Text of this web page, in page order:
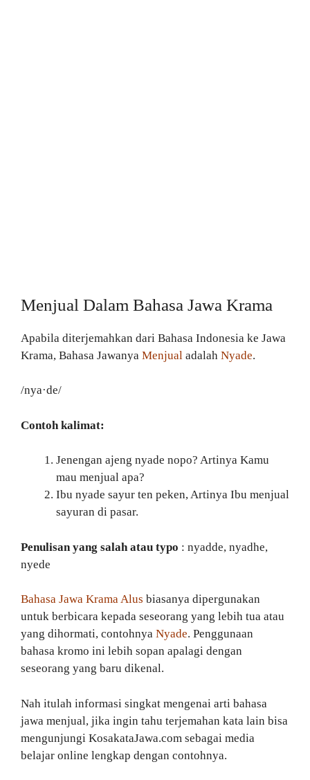
Menjual Dalam Bahasa Jawa Krama
Apabila diterjemahkan dari Bahasa Indonesia ke Jawa
Krama, Bahasa Jawanya Menjual adalah Nyade.
/nya·de/
Contoh kalimat:
Jenengan ajeng nyade nopo? Artinya Kamu
mau menjual apa?
Ibu nyade sayur ten peken, Artinya Ibu menjual
sayuran di pasar.
Penulisan yang salah atau typo : nyadde, nyadhe,
nyede
Bahasa Jawa Krama Alus biasanya dipergunakan
untuk berbicara kepada seseorang yang lebih tua atau
yang dihormati, contohnya Nyade. Penggunaan
bahasa kromo ini lebih sopan apalagi dengan
seseorang yang baru dikenal.
Nah itulah informasi singkat mengenai arti bahasa
jawa menjual, jika ingin tahu terjemahan kata lain bisa
mengunjungi KosakataJawa.com sebagai media
belajar online lengkap dengan contohnya.